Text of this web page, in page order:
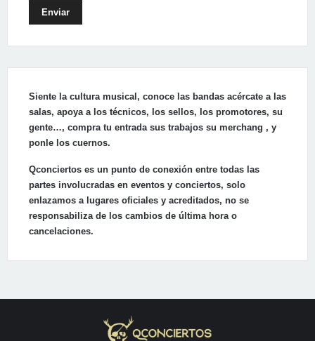
Enviar
Siente la cultura musical, conoce las bandas acércate a las
salas, apoya a los técnicos, los sellos, los promotores, su
gente…, compra tu entrada sus trabajos su merchang , y
ponle los cuernos.
Qconciertos es un punto de conexión entre todas las
partes involucradas en eventos y conciertos, solo
enlazamos a lugares oficiales y acreditados, no se
responsabiliza de los cambios de última hora o
cancelaciones.